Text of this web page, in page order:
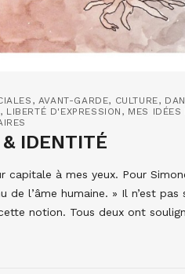
, AVANT-GARDE, CULTURE,
, LIBERTÉ D'EXPRESSION , MES IDÉES
IDENTITÉ
capitale à mes yeux. Pour
l’âme humaine. » Il n’est
notion. Tous deux ont